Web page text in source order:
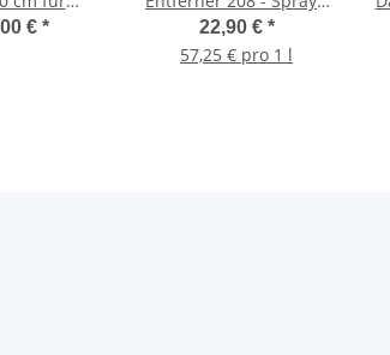
43-60mm
€ *
400ml
22,90 € *
57,25 € pro 1 l